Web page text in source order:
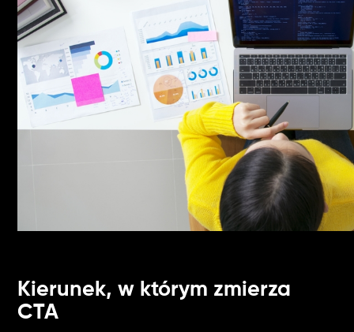
Kierunek, w którym zmierza
CTA